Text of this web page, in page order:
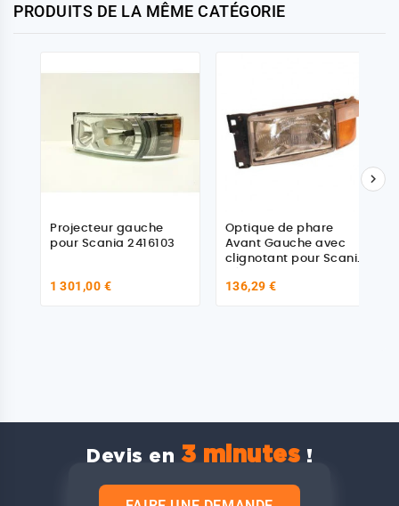
PRODUITS DE LA MÊME CATÉGORIE
Projecteur gauche
pour Scania 2416103
1 301,00 €
Optique de phare
Avant Gauche avec
clignotant pour Scania
136,29 €

Devis en 3 minutes !